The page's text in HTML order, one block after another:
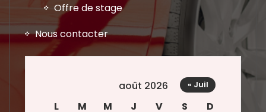
Offre de stage
Nous contacter
août 2026
L
M M J V S D
« Juil